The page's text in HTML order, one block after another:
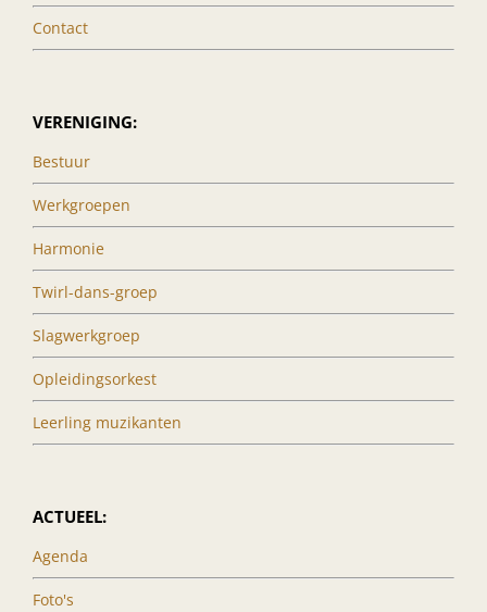
Contact
VERENIGING:
Bestuur
Werkgroepen
Harmonie
Twirl-dans-groep
Slagwerkgroep
Opleidingsorkest
Leerling muzikanten
ACTUEEL:
Agenda
Foto's